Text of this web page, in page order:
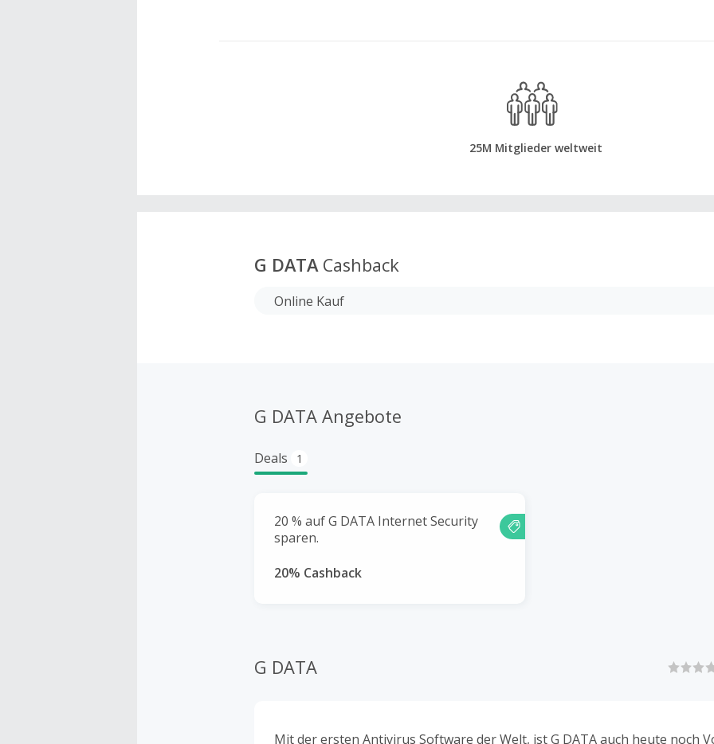
25M Mitglieder weltweit
G DATACashback
Online Kauf
G DATA Angebote
Deals 1
20 % auf G DATA Internet Security
sparen.
20% Cashback
G DATA
Mit der ersten Antivirus Software der Welt, ist G DATA auch heute noch